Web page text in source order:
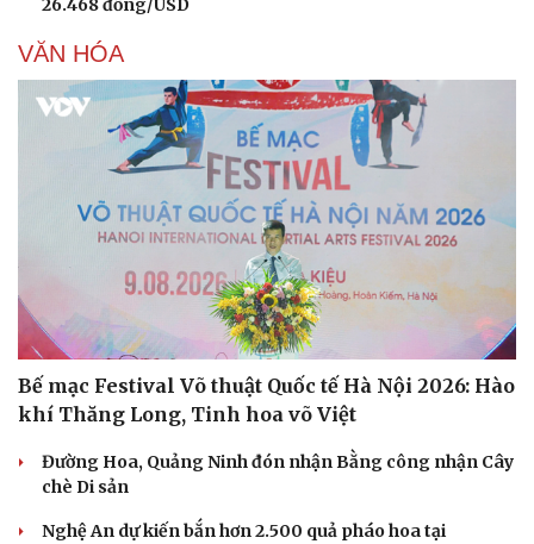
VĂN HÓA
Bế mạc Festival Võ thuật Quốc tế Hà Nội 2026: Hào
khí Thăng Long, Tinh hoa võ Việt
Đường Hoa, Quảng Ninh đón nhận Bằng công nhận Cây
chè Di sản
Nghệ An dự kiến bắn hơn 2.500 quả pháo hoa tại